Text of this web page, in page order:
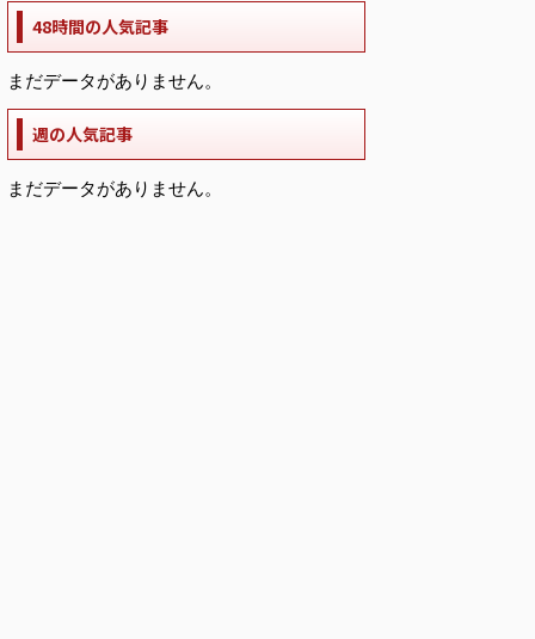
48時間の人気記事
まだデータがありません。
週の人気記事
まだデータがありません。